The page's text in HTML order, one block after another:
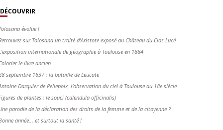
DÉCOUVRIR
évolue !
sur Tolosana un traité d'Aristote exposé au Château du Clos Lucé
internationale de géographie à Toulouse en 1884
le livre ancien
septembre 1637 : la bataille de Leucate
Darquier de Pellepoix, l’observation du ciel à Toulouse au 18e siècle
de plantes : le souci (calendula officinalis)
parodie de la déclaration des droits de la femme et de la citoyenne ?
année... et surtout la santé !